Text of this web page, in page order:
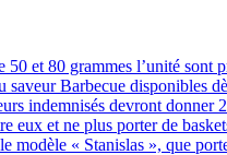
et 80 grammes l’unité sont
Barbecue disponibles
indemnisés devront
eux et ne plus porter de
modèle « Stanislas », que